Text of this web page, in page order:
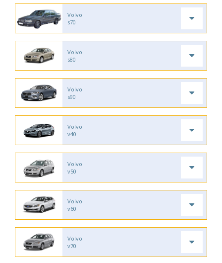
Volvo
s70
Volvo
s80
Volvo
s90
Volvo
v40
Volvo
v50
Volvo
v60
Volvo
v70